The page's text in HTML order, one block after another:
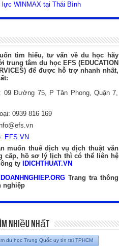
lực WINMAX tại Thái Bình
tìm hiểu, tư vấn về du học hãy
trung tâm du học EFS (EDUCATION
để được hỗ trợ nhanh nhất,
09 Đường 75, P Tân Phong, Quận 7,
0939 816 169
EFS.VN
muốn thuê dịch vụ dịch thuật văn
cấp, hồ sơ lý lịch thì có thể liên hệ
ty
IDICHTHUAT.VN
Trang tra thông
nghiệp
Nhiều Nhất
du học Trung Quốc uy tín tại TPHCM